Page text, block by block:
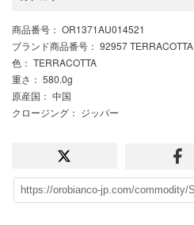
商品番号 ： OR1371AU014521
ブランド商品番号 ： 92957 TERRACOTTA
色 ： TERRACOTTA
重さ ： 580.0g
原産国 ： 中国
クロージング ： ジッパー